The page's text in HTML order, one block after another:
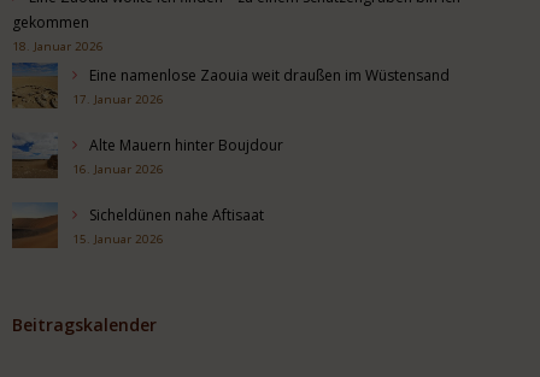
gekommen
18. Januar 2026
Eine namenlose Zaouia weit draußen im Wüstensand
17. Januar 2026
Alte Mauern hinter Boujdour
16. Januar 2026
Sicheldünen nahe Aftisaat
15. Januar 2026
Beitragskalender